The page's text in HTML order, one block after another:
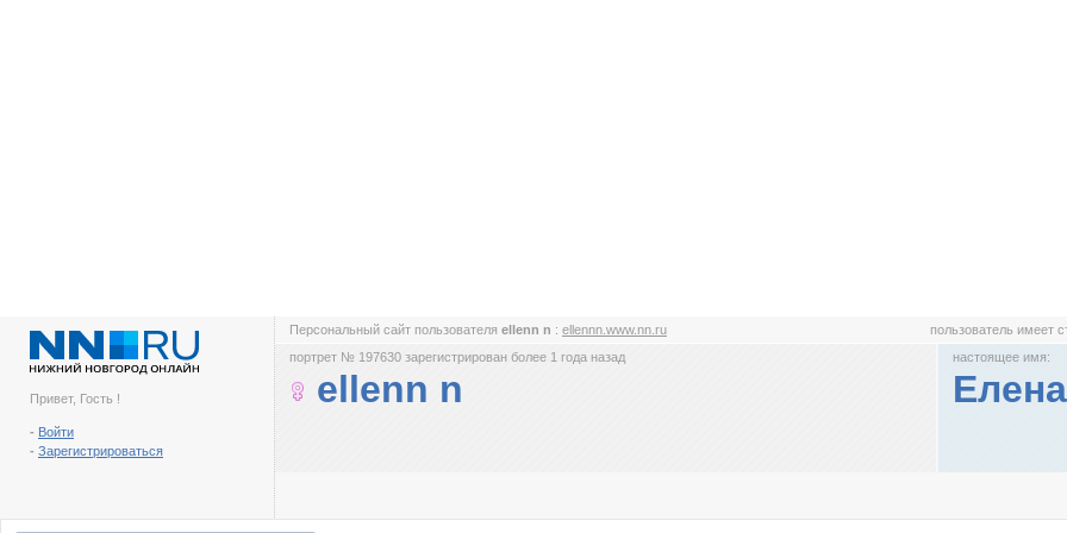
Привет, Гость !
- Войти
- Зарегистрироваться
Персональный сайт пользователя ellenn n : ellennn.www.nn.ru пользователь имеет
портрет № 197630 зарегистрирован более 1 года назад
ellenn n
настоящее имя: